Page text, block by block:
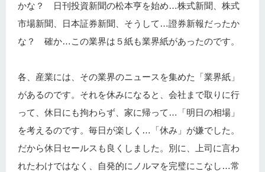
かな？ 日刊投資新聞の松本亨を始め…株式新聞、株式
市場新聞、日本証券新聞、そうして…證券新報だったか
な？ 確か…この業界は５紙も業界紙があったのです。
各、産業には、その業界のニュースを集めた「業界紙」
があるのです。それを休みになると、会社まで取りに行
って、休日にも拘わらず、家に帰って…「明日の相場」
を考えるのです。毎日が楽しく…「休み」が嫌でした。
だから休日セールスも良くしました。別に、上司に言わ
れたわけではなく、自発的にノルマを完璧にこなし…常